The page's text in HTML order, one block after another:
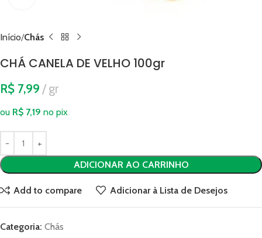
Início Chás
CHÁ CANELA DE VELHO 100gr
R$ 7,99 gr
ou R$ 7,19 no pix
ADICIONAR AO CARRINHO
Add to compare Adicionar à Lista de Desejos
Categoria: Chás